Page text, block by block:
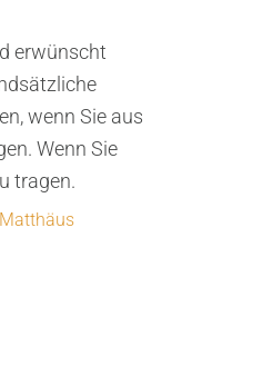
erwünscht
wenn Sie aus
Wenn Sie
tragen.